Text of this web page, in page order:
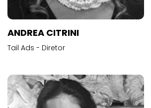
ANDREA CITRINI
Tail Ads - Diretor